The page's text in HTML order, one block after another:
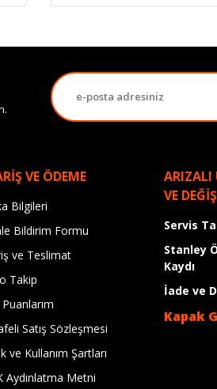
VE ÖDEME
Bilgileri
Bildirim Formu
ve Teslimat
Takip
Satış Sözleşmesi
ve Kullanım Şartları
Aydınlatma Metni
ARIZALI
VE
Servis
Stanley
Kaydı
İade ve
Kapak